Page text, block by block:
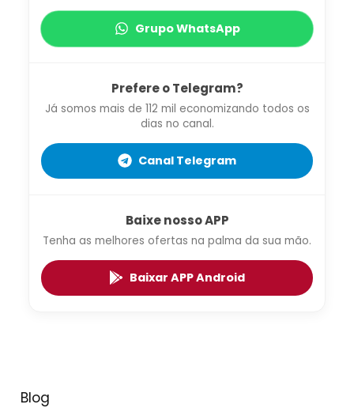
Grupo WhatsApp
Prefere o Telegram?
Já somos mais de 112 mil economizando todos os
dias no canal.
Canal Telegram
Baixe nosso APP
Tenha as melhores ofertas na palma da sua mão.
Baixar APP Android
Blog